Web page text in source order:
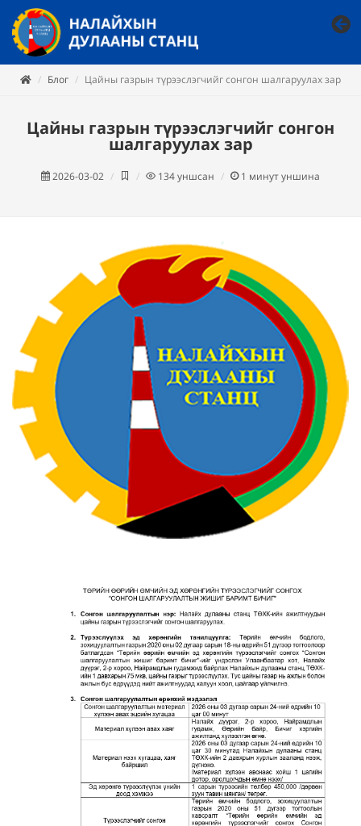
Блог Цайны газрын түрээслэгчийг сонгон шалгаруулах зар
Цайны газрын түрээслэгчийг сонгон
шалгаруулах зар
2026-03-02 134уншсан 1 минут уншина